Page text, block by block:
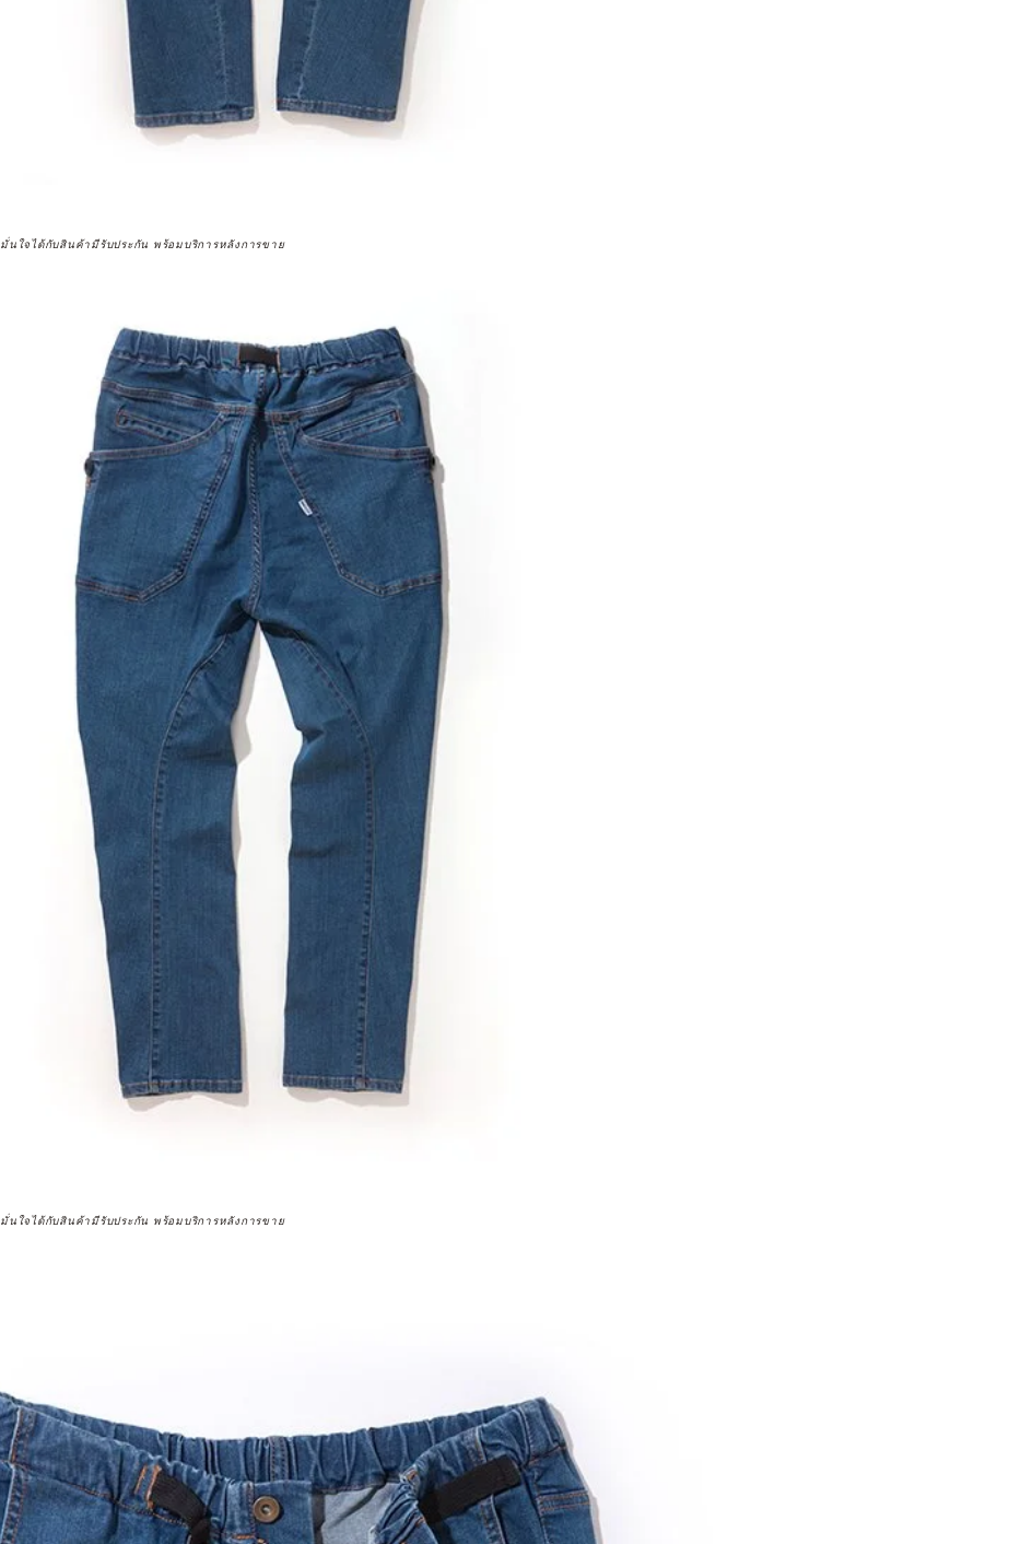
มั่นใจได้กับสินค้ามีรับประกัน พร้อมบริการหลังการขาย
มั่นใจได้กับสินค้ามีรับประกัน พร้อมบริการหลังการขาย